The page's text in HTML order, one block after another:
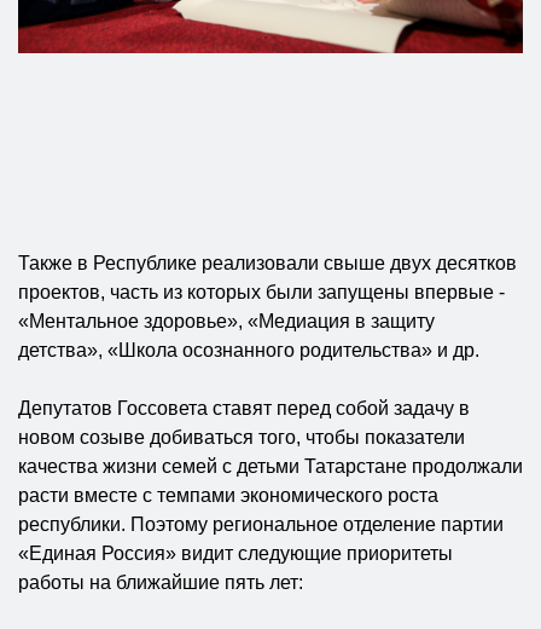
Также в Республике реализовали свыше двух десятков
проектов, часть из которых были запущены впервые -
«Ментальное здоровье», «Медиация в защиту
детства», «Школа осознанного родительства» и др.
Депутатов Госсовета ставят перед собой задачу в
новом созыве добиваться того, чтобы показатели
качества жизни семей с детьми Татарстане продолжали
расти вместе с темпами экономического роста
республики. Поэтому региональное отделение партии
«Единая Россия» видит следующие приоритеты
работы на ближайшие пять лет: